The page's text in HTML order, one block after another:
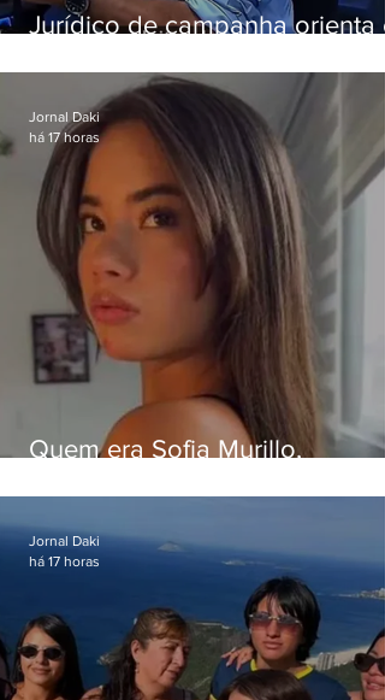
Jurídico de campanha orienta e
da Band
Quem era Sofia Murillo,
em queda de helicóptero no
Jornal Daki
há 17 horas
Jornal Daki
há 17 horas